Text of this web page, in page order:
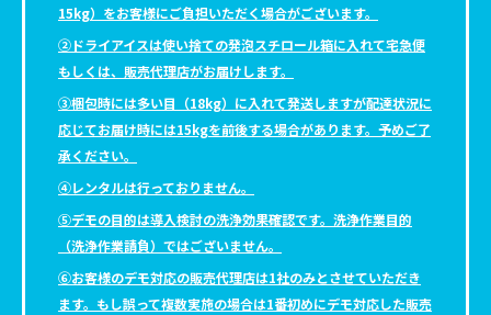
15kg）をお客様にご負担いただく場合がございます。
②ドライアイスは使い捨ての発泡スチロール箱に入れて宅急便
もしくは、販売代理店がお届けします。
③梱包時には多い目（18kg）に入れて発送しますが配達状況に
応じてお届け時には15kgを前後する場合があります。予めご了
承ください。
④レンタルは行っておりません。
⑤デモの目的は導入検討の洗浄効果確認です。洗浄作業目的
（洗浄作業請負）ではございません。
⑥お客様のデモ対応の販売代理店は1社のみとさせていただき
ます。もし誤って複数実施の場合は1番初めにデモ対応した販売